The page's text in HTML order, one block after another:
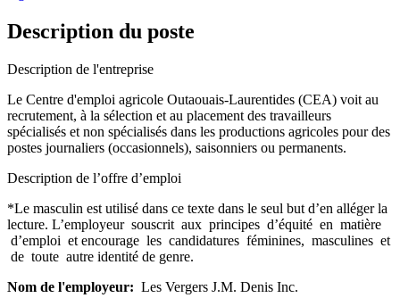
Description du poste
Description de l'entreprise
Le Centre d'emploi agricole Outaouais-Laurentides (CEA) voit au
recrutement, à la sélection et au placement des travailleurs
spécialisés et non spécialisés dans les productions agricoles pour des
postes journaliers (occasionnels), saisonniers ou permanents.
Description de l’offre d’emploi
*Le masculin est utilisé dans ce texte dans le seul but d’en alléger la
lecture. L’employeur souscrit aux principes d’équité en matière
d’emploi et encourage les candidatures féminines, masculines et
de toute autre identité de genre.
Nom de l'employeur: Les Vergers J.M. Denis Inc.